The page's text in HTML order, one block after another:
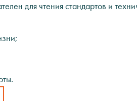
для чтения стандартов и